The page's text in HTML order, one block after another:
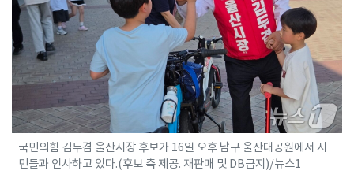
국민의힘 김두겸 울산시장 후보가 16일 오후 남구 울산대공원에서 시
민들과 인사하고 있다.(후보 측 제공. 재판매 및 DB금지)/뉴스1